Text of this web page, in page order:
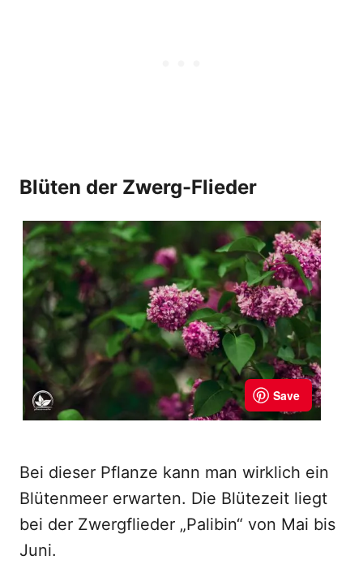
Blüten der Zwerg-Flieder
Bei dieser Pflanze kann man wirklich ein
Blütenmeer erwarten. Die Blütezeit liegt
bei der Zwergflieder „Palibin“ von Mai bis
Juni.